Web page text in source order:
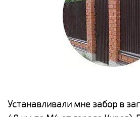
Устанавливали мне забор в